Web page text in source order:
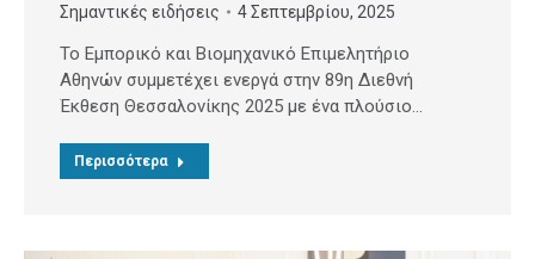
Σημαντικές ειδήσεις 4 Σεπτεμβρίου, 2025
Το Εμπορικό και Βιομηχανικό Επιμελητήριο
Αθηνών συμμετέχει ενεργά στην 89η Διεθνή
Έκθεση Θεσσαλονίκης 2025 με ένα πλούσιο…
Περισσότερα